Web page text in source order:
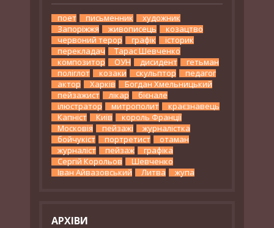
поет письменник
художник
Запоріжжя
живописець
козацтво
червоний терор
графік
історик
перекладач
Тарас Шевченко
композитор
ОУН дисидент
гетьман
поліглот
козаки скульптор
педагог
актор
Харків
Богдан Хмельницький
пейзажист
лікар
бієнале
ілюстратор
митрополит
краєзнавець
Капніст
Київ
король Франції
Московія
пейзажі
журналістка
бойчукіст
портретист
отаман
журналіст
пейзаж
графіка
Сергій Корольов
Шевченко
Іван Айвазовський
Литва жупа
АРХІВИ